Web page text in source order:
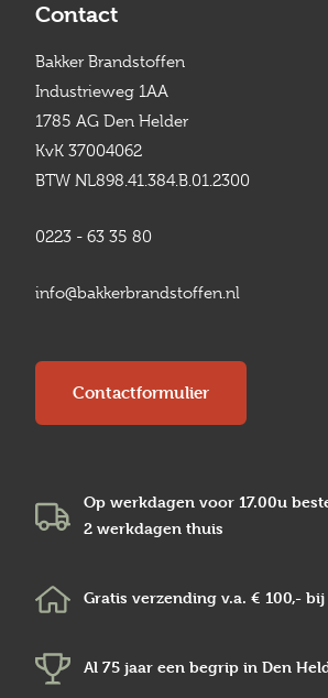
Contact
Bakker Brandstoffen
Industrieweg 1AA
1785 AG Den Helder
KvK 37004062
BTW NL898.41.384.B.01.2300
0223 - 63 35 80
info@bakkerbrandstoffen.nl
Contactformulier
Op werkdagen voor 17.00u
2 werkdagen thuis
Gratis verzending v.a. € 100,- bij
Al 75 jaar een begrip in Den